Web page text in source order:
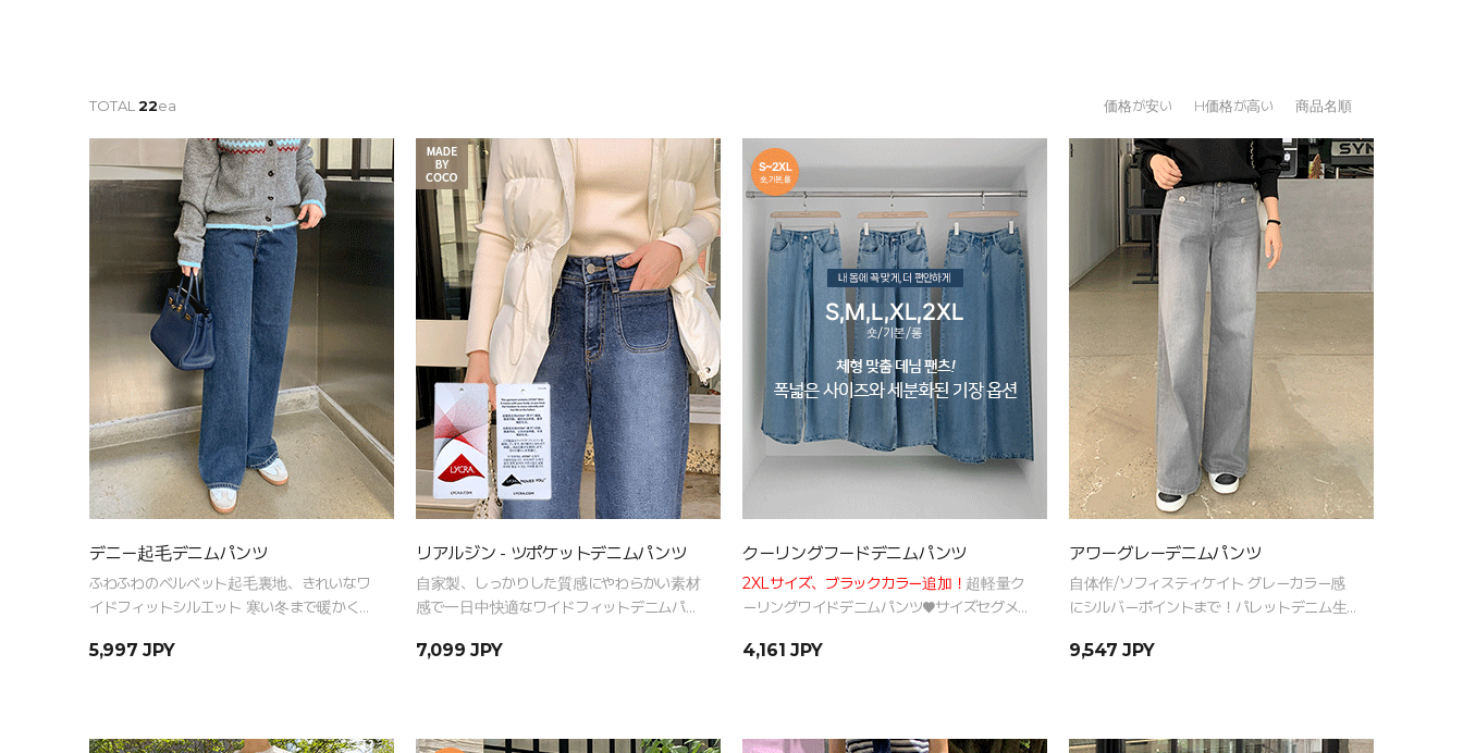
TOTAL 22ea 価格が安い H価格が高い 商品名順
デニー起毛デニムパンツ
ふわふわのベルベット起毛裏地、きれいなワ
イドフィットシルエット 寒い冬まで暖かく楽
5,997 JPY
リアルジン - ツポケットデニムパンツ
自家製、しっかりした質感にやわらかい素材
感で一日中快適なワイドフィットデニムパン
7,099 JPY
クーリングフードデニムパンツ
2XLサイズ、ブラックカラー追加！ 超軽量ク
ーリングワイドデニムパンツ♥サイズセグメ
4,161 JPY
アワーグレーデニムパンツ
自体作/ソフィスティケイト グレーカラー感
にシルバーポイントまで！パレットデニム生
9,547 JPY